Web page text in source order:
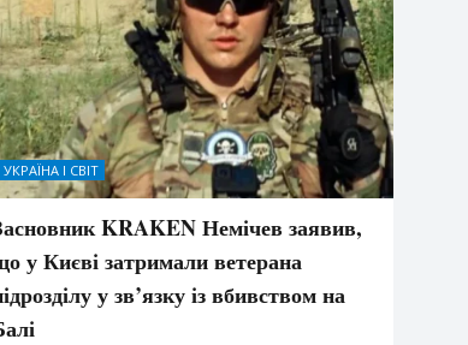
УКРАЇНА І СВІТ
KRAKEN Немічев заявив,
у Києві затримали ветерана
у зв’язку із вбивством на